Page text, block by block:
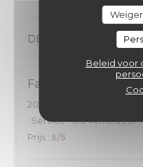
Beleid voor
DÉLICIEUX 🤤
Family G
2026-07-31
Service:5/5 Atmosfeer:
Prijs : 5/5